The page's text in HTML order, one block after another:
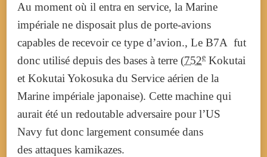
Au moment où il entra en service, la Marine
impériale ne disposait plus de porte-avions
capables de recevoir ce type d’avion., Le B7A fut
donc utilisé depuis des bases à terre (752e Kokutai
et Kokutai Yokosuka du Service aérien de la
Marine impériale japonaise). Cette machine qui
aurait été un redoutable adversaire pour l’US
Navy fut donc largement consumée dans
des attaques kamikazes.